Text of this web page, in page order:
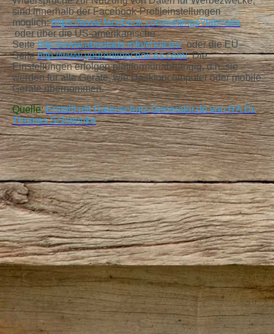
sind innerhalb der Facebook-Profileinstellungen
möglich:https://www.facebook.com/settings?tab=ads
oder über die US-amerikanische
Seitehttp://www.aboutads.info/choices/oder die EU-
Seitehttp://www.youronlinechoices.com/. Die
Einstellungen erfolgen plattformunabhängig, d.h. sie
werden für alle Geräte, wie Desktopcomputer oder mobile
Geräte übernommen.
Quelle:Erstellt mit Datenschutz-Generator.de von RA Dr.
Thomas Schwenke